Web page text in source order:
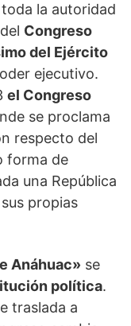
la autoridad
Congreso
del Ejército
ejecutivo.
el Congreso
se proclama
respecto del
forma de
una República
propias
Anáhuac» se
política.
traslada a